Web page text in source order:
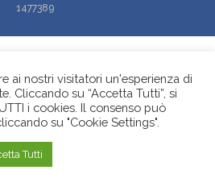
1477389
ai nostri visitatori un'esperienza di
Cliccando su “Accetta Tutti”, si
i cookies. Il consenso può
su "Cookie Settings".
Tutti